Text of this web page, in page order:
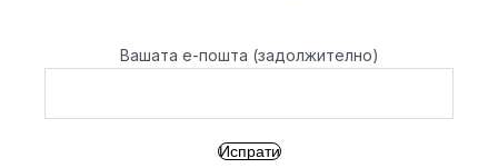
Вашата е-пошта (задолжително)